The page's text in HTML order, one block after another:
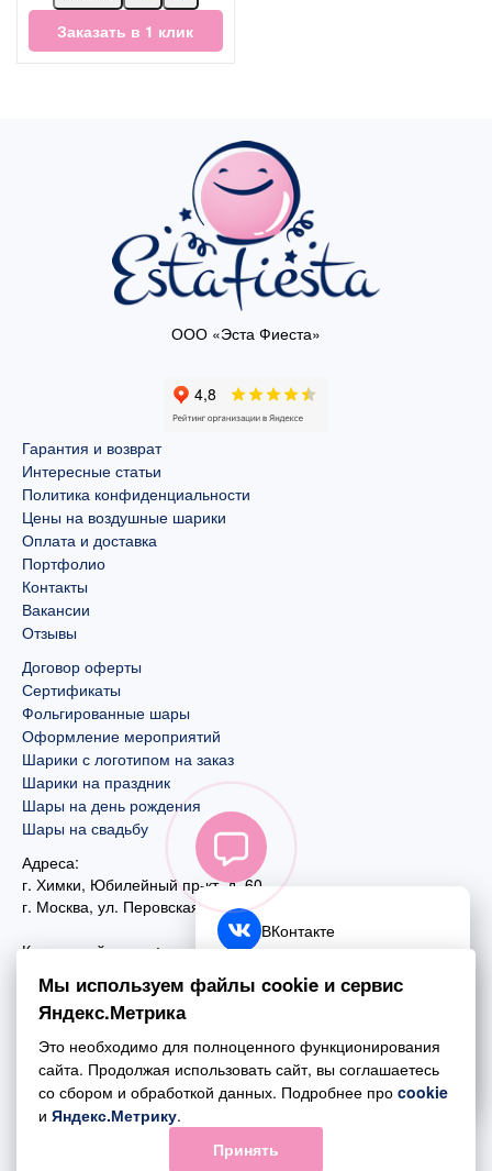
Заказать в 1 клик
ООО «Эста Фиеста»
Гарантия и возврат
Интересные статьи
Политика конфиденциальности
Цены на воздушные шарики
Оплата и доставка
Портфолио
Контакты
Вакансии
Отзывы
Договор оферты
Сертификаты
Фольгированные шары
Оформление мероприятий
Шарики с логотипом на заказ
Шарики на праздник
Шары на день рождения
Шары на свадьбу
Адреса:
г. Химки, Юбилейный пр-кт, д. 60
г. Москва, ул. Перовская, д. 59
Контактный номер:
+7 (495) 970-44-75
Почта:
mail@esta-fiesta.ru
Режим работы интернет-магазина:
ПН-ВС с 09:00 до 21:00
ВКонтакте
Telegram
Обратный звонок
Мы используем файлы cookie и сервис
Яндекс.Метрика
Это необходимо для полноценного функционирования
сайта. Продолжая использовать сайт, вы соглашаетесь
со сбором и обработкой данных. Подробнее про cookie
и Яндекс.Метрику.
Принять